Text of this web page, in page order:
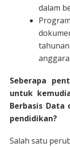
dalam
Seberapa
untuk
Berbasis Data
pendidikan?
Salah satu